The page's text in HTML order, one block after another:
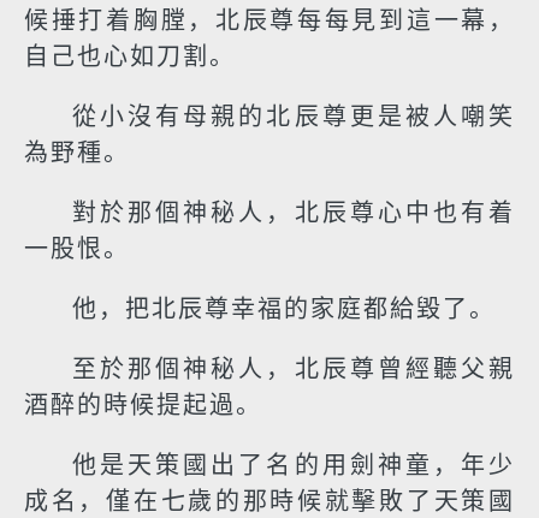
候捶打着胸膛，北辰尊每每見到這一幕，
自己也心如刀割。
從小沒有母親的北辰尊更是被人嘲笑
為野種。
對於那個神秘人，北辰尊心中也有着
一股恨。
他，把北辰尊幸福的家庭都給毀了。
至於那個神秘人，北辰尊曾經聽父親
酒醉的時候提起過。
他是天策國出了名的用劍神童，年少
成名，僅在七歲的那時候就擊敗了天策國